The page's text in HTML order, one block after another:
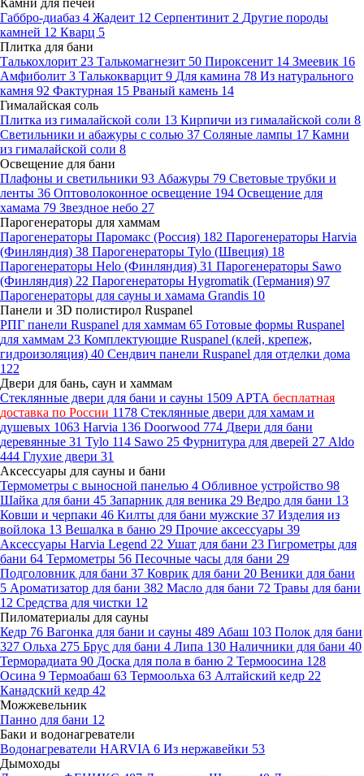
Камни для печей
Габбро-диабаз 4 Жадеит 12 Серпентинит 2 Другие породы
камней 12 Кварц 5
Плитка для бани
Талькохлорит 23 Талькомагнезит 50 Пироксенит 14 Змеевик 16
Амфиболит 3 Талькокварцит 9 Для камина 78 Из натурального
камня 92 Фактурная 15 Рваный камень 14
Гималайская соль
Плитка из гималайской соли 13 Кирпичи из гималайской соли 8
Светильники и абажуры с солью 37 Соляные лампы 17 Камни
из гималайской соли 8
Освещение для бани
Плафоны и светильники 93 Абажуры 79 Световые трубки и
ленты 36 Оптоволоконное освещение 194 Освещение для
хамама 79 Звездное небо 27
Парогенераторы для хаммам
Парогенераторы Паромакс (Россия) 182 Парогенераторы Harvia
(Финляндия) 38 Парогенераторы Tylo (Швеция) 18
Парогенераторы Helo (Финляндия) 31 Парогенераторы Sawo
(Финляндия) 22 Парогенераторы Hygromatik (Германия) 97
Парогенераторы для сауны и хамама Grandis 10
Панели и 3D полистирол Ruspanel
РПГ панели Ruspanel для хаммам 65 Готовые формы Ruspanel
для хаммам 23 Комплектующие Ruspanel (клей, крепеж,
гидроизоляция) 40 Сендвич панели Ruspanel для отделки дома
122
Двери для бань, саун и хаммам
Стеклянные двери для бани и сауны 1509 АРТА бесплатная
доставка по России 1178 Стеклянные двери для хамам и
душевых 1063 Harvia 136 Doorwood 774 Двери для бани
деревянные 31 Tylo 114 Sawo 25 Фурнитура для дверей 27 Aldo
444 Глухие двери 31
Аксессуары для сауны и бани
Термометры с выносной панелью 4 Обливное устройство 98
Шайка для бани 45 Запарник для веника 29 Ведро для бани 13
Ковши и черпаки 46 Килты для бани мужские 37 Изделия из
войлока 13 Вешалка в баню 29 Прочие аксессуары 39
Аксессуары Harvia Legend 22 Ушат для бани 23 Гигрометры для
бани 64 Термометры 56 Песочные часы для бани 29
Подголовник для бани 37 Коврик для бани 20 Веники для бани
5 Ароматизатор для бани 382 Масло для бани 72 Травы для бани
12 Средства для чистки 12
Пиломатериалы для сауны
Кедр 76 Вагонка для бани и сауны 489 Абаш 103 Полок для бани
327 Ольха 275 Брус для бани 4 Липа 130 Наличники для бани 40
Терморадиата 90 Доска для пола в баню 2 Термоосина 128
Осина 9 Термоабаш 63 Термоольха 63 Алтайский кедр 22
Канадский кедр 42
Можжевельник
Панно для бани 12
Баки и водонагреватели
Водонагреватели HARVIA 6 Из нержавейки 53
Дымоходы